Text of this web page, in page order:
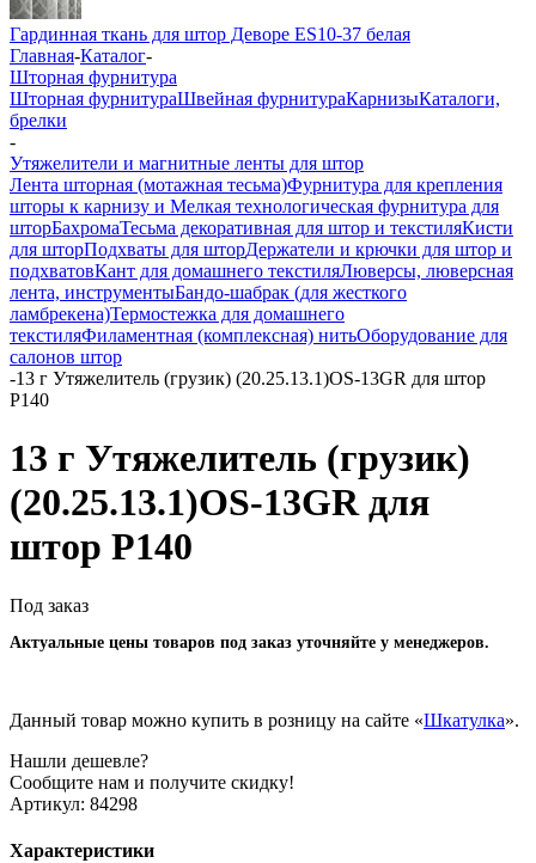
Гардинная ткань для штор Деворе ES10-37 белая
Главная-Каталог-
Шторная фурнитура
Шторная фурнитураШвейная фурнитураКарнизыКаталоги,
брелки
-
Утяжелители и магнитные ленты для штор
Лента шторная (мотажная тесьма)Фурнитура для крепления
шторы к карнизу и Мелкая технологическая фурнитура для
шторБахромаТесьма декоративная для штор и текстиляКисти
для шторПодхваты для шторДержатели и крючки для штор и
подхватовКант для домашнего текстиляЛюверсы, люверсная
лента, инструментыБандо-шабрак (для жесткого
ламбрекена)Термостежка для домашнего
текстиляФиламентная (комплексная) нитьОборудование для
салонов штор
-13 г Утяжелитель (грузик) (20.25.13.1)OS-13GR для штор
Р140
13 г Утяжелитель (грузик)
(20.25.13.1)OS-13GR для
штор Р140
Под заказ
Актуальные цены товаров под заказ уточняйте у менеджеров.
Данный товар можно купить в розницу на сайте «Шкатулка».
Нашли дешевле?
Сообщите нам и получите скидку!
Артикул: 84298
Характеристики